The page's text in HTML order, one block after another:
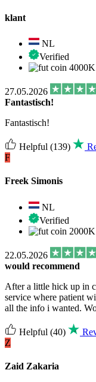
klant
NL
Verified
27.05.2026
Fantastisch!
Fantastisch!
Helpful (139)
F
Freek Simonis
NL
Verified
22.05.2026
would recommend
After a little hick up in
service where patient
all the info i wanted.
Helpful (40)
Z
Zaid Zakaria